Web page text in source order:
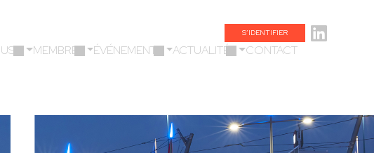
S’IDENTIFIER
? MEMBRES ÉVÉNEMENTS ACTUALITÉS CONTACT